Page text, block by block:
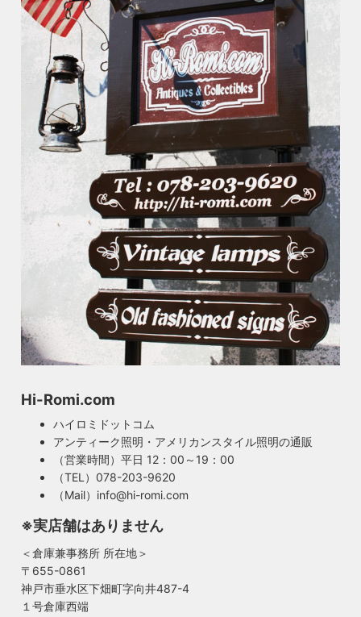
Hi-Romi.com
ハイロミドットコム
アンティーク照明・アメリカンスタイル照明の通販
（営業時間）平日 12：00～19：00
（TEL）078-203-9620
（Mail）info@hi-romi.com
※実店舗はありません
＜倉庫兼事務所 所在地＞
〒655-0861
神戸市垂水区下畑町字向井487-4
１号倉庫西端